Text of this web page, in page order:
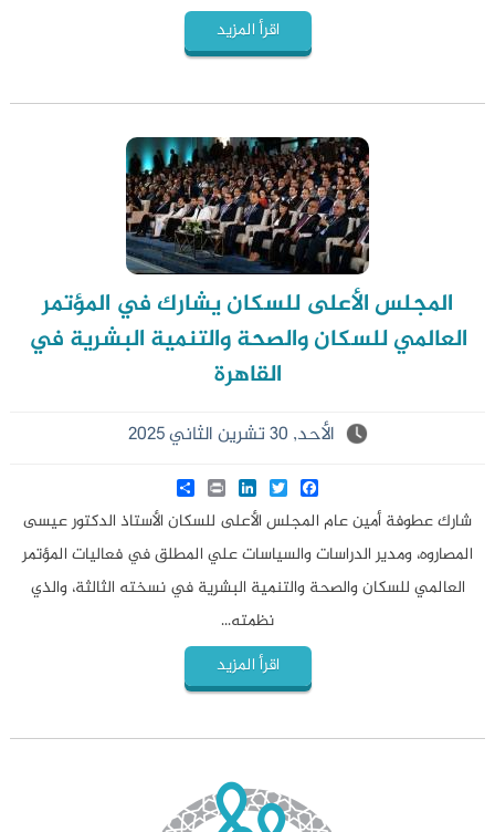
اقرأ المزيد
المجلس الأعلى للسكان يشارك في المؤتمر
العالمي للسكان والصحة والتنمية البشرية في
القاهرة
الأحد, 30 تشرين الثاني 2025
Facebook
Twitter
LinkedIn
Print
شارك عطوفة أمين عام المجلس الأعلى للسكان الأستاذ الدكتور عيسى
المصاروه، ومدير الدراسات والسياسات علي المطلق في فعاليات المؤتمر
العالمي للسكان والصحة والتنمية البشرية في نسخته الثالثة، والذي
نظمته...
اقرأ المزيد